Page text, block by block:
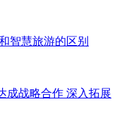
智慧旅游的区别
成战略合作 深入拓展